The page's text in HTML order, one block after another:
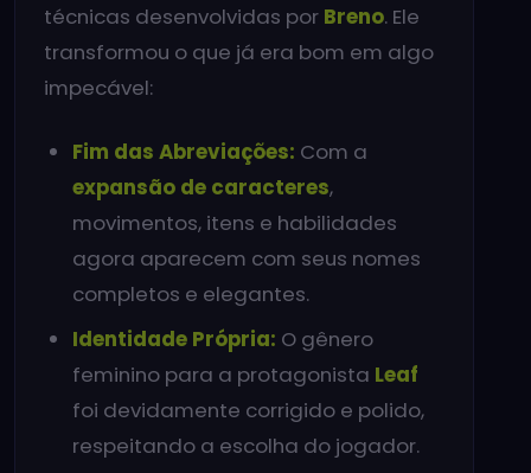
técnicas desenvolvidas por Breno. Ele
transformou o que já era bom em algo
impecável:
Fim das Abreviações: Com a
expansão de caracteres,
movimentos, itens e habilidades
agora aparecem com seus nomes
completos e elegantes.
Identidade Própria: O gênero
feminino para a protagonista Leaf
foi devidamente corrigido e polido,
respeitando a escolha do jogador.